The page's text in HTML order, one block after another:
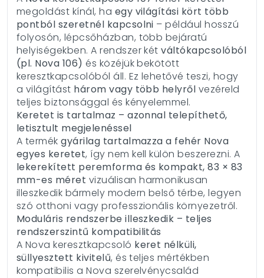
megoldást kínál, ha egy világítási kört több
pontból szeretnél kapcsolni – például hosszú
folyosón, lépcsőházban, több bejáratú
helyiségekben. A rendszer kétváltókapcsolóból
(pl. Nova 106) és közéjük bekötött
keresztkapcsolóból áll. Ez lehetővé teszi, hogy
a világítást három vagy több helyről vezéreld
teljes biztonsággal és kényelemmel.
Keretet is tartalmaz – azonnal telepíthető,
letisztult megjelenéssel
A termékgyárilag tartalmazza a fehér Nova
egyes keretet, így nem kell külön beszerezni. A
lekerekített peremforma és kompakt, 83 × 83
mm-es méret vizuálisan harmonikusan
illeszkedik bármely modern belső térbe, legyen
szó otthoni vagy professzionális környezetről.
Moduláris rendszerbe illeszkedik – teljes
rendszerszintű kompatibilitás
A Nova keresztkapcsoló keret nélküli,
süllyesztett kivitelű, és teljes mértékben
kompatibilis a Nova szerelvénycsalád